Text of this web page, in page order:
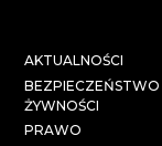
AKTUALNOŚCI
BEZPIECZEŃSTWO
ŻYWNOŚCI
PRAWO